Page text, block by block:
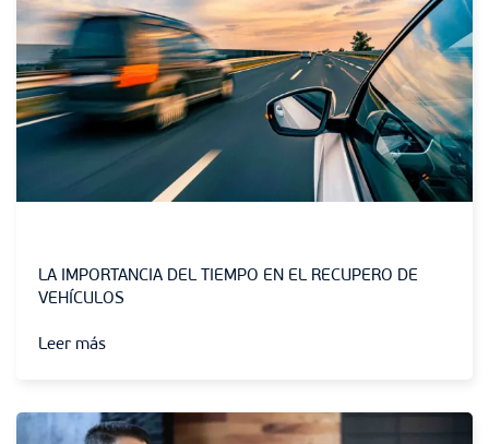
LA IMPORTANCIA DEL TIEMPO EN EL RECUPERO DE
VEHÍCULOS
Leer más